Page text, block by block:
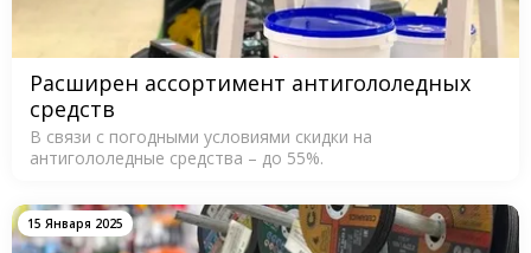
Расширен ассортимент антигололедных
средств
В связи с погодными условиями скидки на
антигололедные средства – до 55%.
15 Января 2025